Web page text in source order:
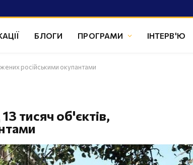
БЛОГИ ПРОГРАМИ ІНТЕРВ'Ю
російськими окупантами
тисяч об'єктів,